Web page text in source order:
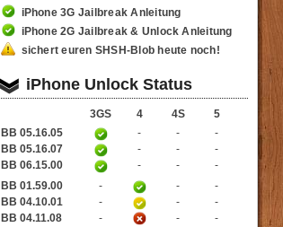
iPhone 3G Jailbreak Anleitung
iPhone 2G Jailbreak & Unlock Anleitung
sichert euren SHSH-Blob heute noch!
iPhone Unlock Status
3GS 4 4S
5
BB 05.16.05
- -
-
BB 05.16.07
- -
-
BB 06.15.00
- -
-
BB 01.59.00
- -
-
BB 04.10.01
- -
-
BB 04.11.08
- -
-